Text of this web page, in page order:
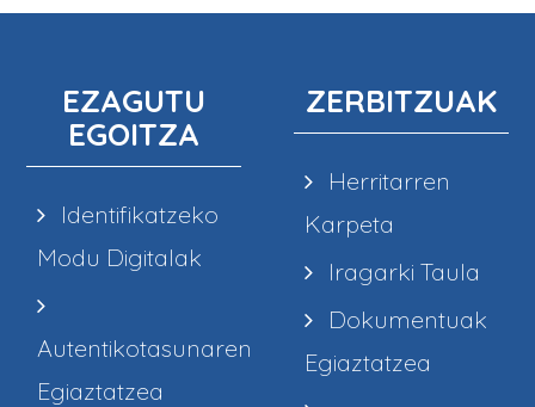
EZAGUTU
EGOITZA
Identifikatzeko
Modu Digitalak
Autentikotasunaren
Egiaztatzea
ZERBITZUAK
Herritarren
Karpeta
Iragarki Taula
Dokumentuak
Egiaztatzea